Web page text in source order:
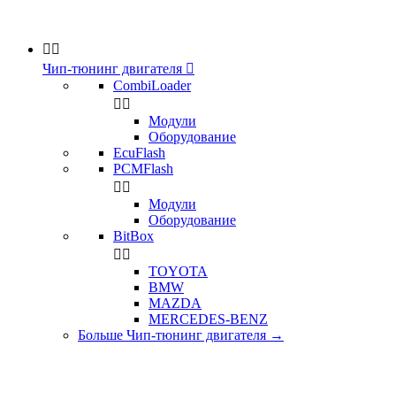
 
Чип-тюнинг двигателя 
CombiLoader
 
Модули
Оборудование
EcuFlash
PCMFlash
 
Модули
Оборудование
BitBox
 
TOYOTA
BMW
MAZDA
MERCEDES-BENZ
Больше Чип-тюнинг двигателя →